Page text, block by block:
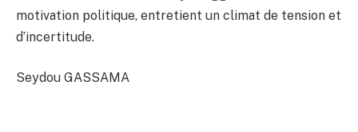
motivation politique, entretient un climat de tension et
d’incertitude.
Seydou GASSAMA